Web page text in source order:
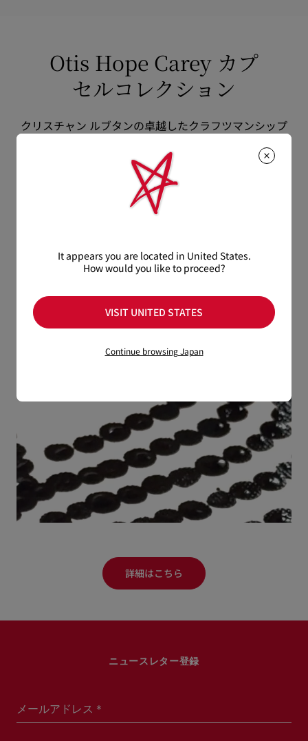
※なお、一部の地域や天候不良、決済確認等により発送が遅延す
る場合がございます。ご了承ください。
詳しい配送に関する情報は下記よりご確認くださいませ。
配送について
詳しい返品・交換に関する情報は下記よりご確認くださいま
Otis Hope Carey カプ
セルコレクション
クリスチャン ルブタンの卓越したクラフツマンシップ
た、特別限定コレクション。オーストラリア出身のクリ
エイターが持つ先住民のルーツと海との深い結びつきに
インスパイアされ、メゾンのアイコンを新たな視点で再
解釈しています。
詳細はこちら
ニュースレター登録
メールアドレス＊
It appears you are located in United States.
How would you like to proceed?
VISIT UNITED STATES
Continue browsing Japan